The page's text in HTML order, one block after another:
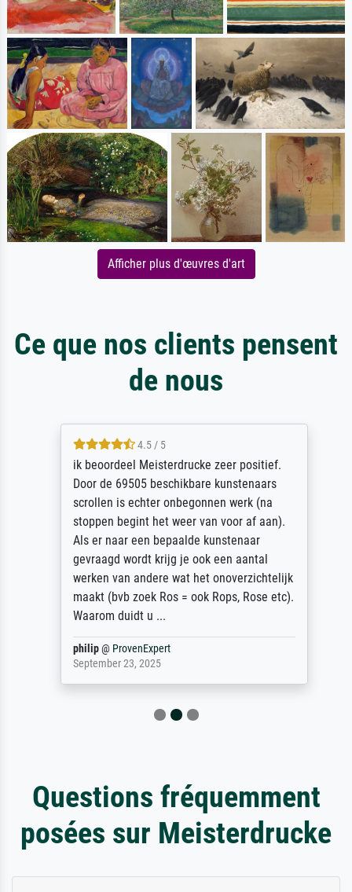
Afficher plus d'œuvres d'art
Ce que nos clients pensent
de nous
4.5 / 5
ik beoordeel Meisterdrucke zeer positief.
Door de 69505 beschikbare kunstenaars
scrollen is echter onbegonnen werk (na
stoppen begint het weer van voor af aan).
Als er naar een bepaalde kunstenaar
gevraagd wordt krijg je ook een aantal
werken van andere wat het onoverzichtelijk
maakt (bvb zoek Ros = ook Rops, Rose etc).
Waarom duidt u ...
philip@ProvenExpert
September 23, 2025
Questions fréquemment
posées sur Meisterdrucke